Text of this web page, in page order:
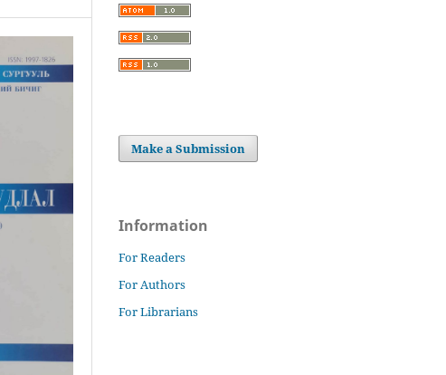
Make a Submission
Information
For Readers
For Authors
For Librarians